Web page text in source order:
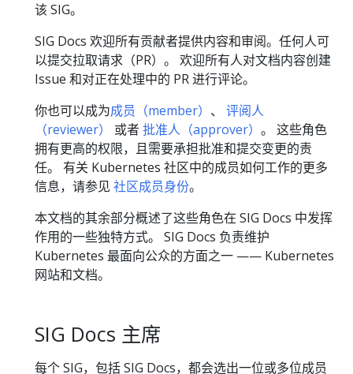
该 SIG。
SIG Docs 欢迎所有贡献者提供内容和审阅。任何人可
以提交拉取请求（PR）。 欢迎所有人对文档内容创建
Issue 和对正在处理中的 PR 进行评论。
你也可以成为成员（member） 、 评阅人
（reviewer）
或者批准人（approver） 。 这些角色
拥有更高的权限，且需要承担批准和提交变更的责
任。 有关 Kubernetes 社区中的成员如何工作的更多
信息，请参见 社区成员身份。
本文档的其余部分概述了这些角色在 SIG Docs 中发挥
作用的一些独特方式。 SIG Docs 负责维护
Kubernetes 最面向公众的方面之一 —— Kubernetes
网站和文档。
SIG Docs 主席
每个 SIG，包括 SIG Docs，都会选出一位或多位成员